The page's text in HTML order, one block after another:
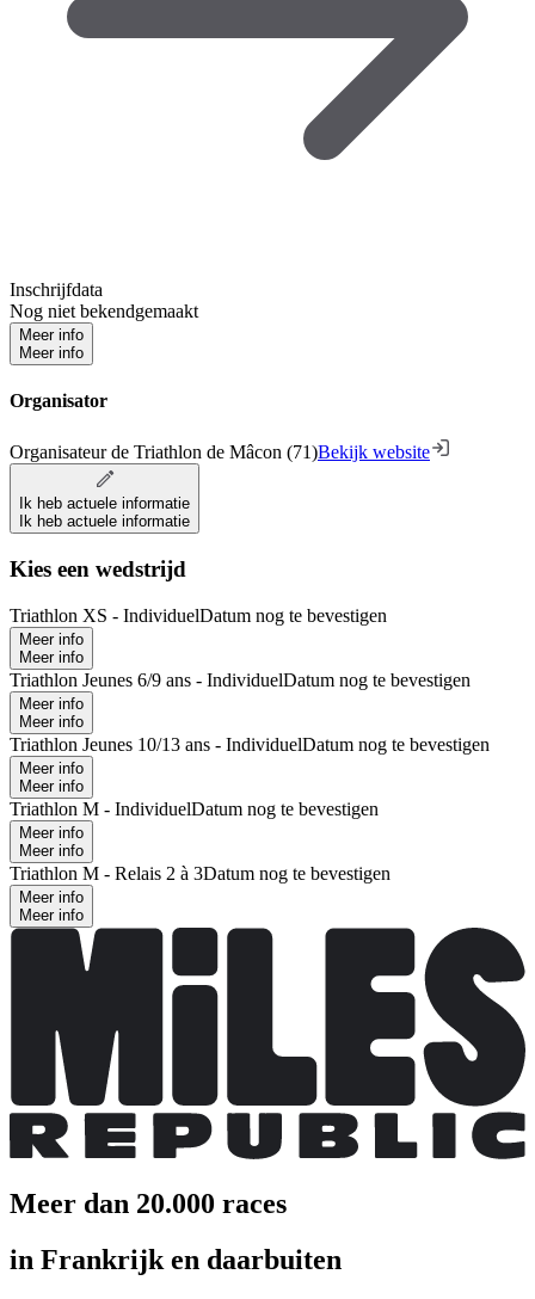
Inschrijfdata
Nog niet bekendgemaakt
Meer info
Meer info
Organisator
Organisateur de Triathlon de Mâcon (71)Bekijk website
Ik heb actuele informatie
Ik heb actuele informatie
Kies een wedstrijd
Triathlon XS - IndividuelDatum nog te bevestigen
Meer info
Meer info
Triathlon Jeunes 6/9 ans - IndividuelDatum nog te bevestigen
Meer info
Meer info
Triathlon Jeunes 10/13 ans - IndividuelDatum nog te bevestigen
Meer info
Meer info
Triathlon M - IndividuelDatum nog te bevestigen
Meer info
Meer info
Triathlon M - Relais 2 à 3Datum nog te bevestigen
Meer info
Meer info
Meer dan 20.000 races
in Frankrijk en daarbuiten